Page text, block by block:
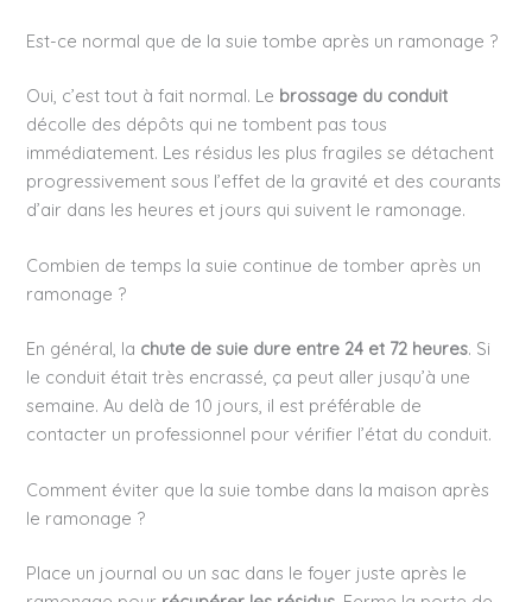
Est-ce normal que de la suie tombe après un ramonage ?
Oui, c’est tout à fait normal. Le brossage du conduit
décolle des dépôts qui ne tombent pas tous
immédiatement. Les résidus les plus fragiles se détachent
progressivement sous l’effet de la gravité et des courants
d’air dans les heures et jours qui suivent le ramonage.
Combien de temps la suie continue de tomber après un
ramonage ?
En général, la chute de suie dure entre 24 et 72 heures. Si
le conduit était très encrassé, ça peut aller jusqu’à une
semaine. Au delà de 10 jours, il est préférable de
contacter un professionnel pour vérifier l’état du conduit.
Comment éviter que la suie tombe dans la maison après
le ramonage ?
Place un journal ou un sac dans le foyer juste après le